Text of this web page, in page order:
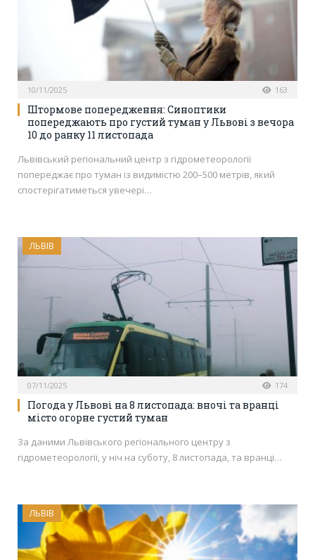
10/11/2025 163
Штормове попередження: Синоптики
попереджають про густий туман у Львові з вечора
10 до ранку 11 листопада
Львівський регіональний центр з гідрометеорології
попереджає про туман із видимістю 200–500 метрів, який
спостерігатиметься увечері…
ЛЬВІВ
07/11/2025 174
Погода у Львові на 8 листопада: вночі та вранці
місто огорне густий туман
За даними Львівського регіонального центру з
гідрометеорології, у ніч на суботу, 8 листопада, та вранці…
ЛЬВІВ